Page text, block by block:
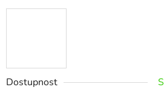
Dostupnost